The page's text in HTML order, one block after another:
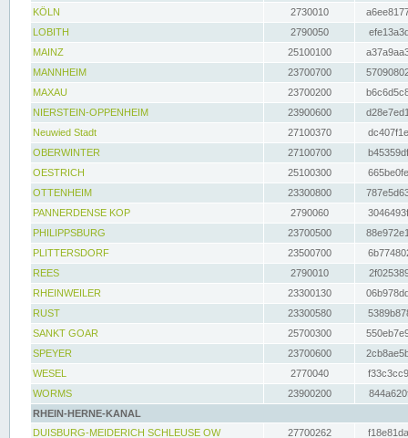
KÖLN
2730010
LOBITH
2790050
MAINZ
25100100
MANNHEIM
23700700
MAXAU
23700200
NIERSTEIN-OPPENHEIM
23900600
Neuwied Stadt
27100370
OBERWINTER
27100700
OESTRICH
25100300
OTTENHEIM
23300800
PANNERDENSE KOP
2790060
PHILIPPSBURG
23700500
PLITTERSDORF
23500700
REES
2790010
RHEINWEILER
23300130
RUST
23300580
SANKT GOAR
25700300
SPEYER
23700600
WESEL
2770040
WORMS
23900200
RHEIN-HERNE-KANAL
DUISBURG-MEIDERICH SCHLEUSE OW
27700262